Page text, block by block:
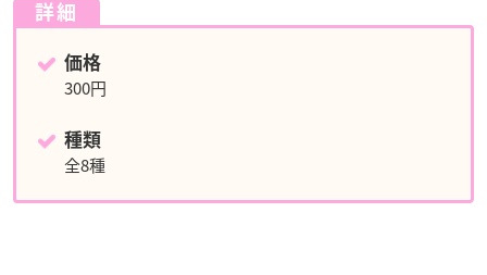
詳細
価格
300円
種類
全8種